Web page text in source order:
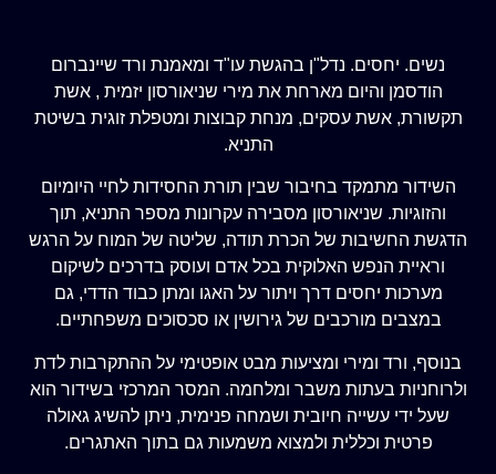
נשים. יחסים. נדל"ן בהגשת עו"ד ומאמנת ורד שיינברום
הודסמן והיום מארחת את מירי שניאורסון יזמית , אשת
תקשורת, אשת עסקים, מנחת קבוצות ומטפלת זוגית בשיטת
התניא.
השידור מתמקד בחיבור שבין תורת החסידות לחיי היומיום
והזוגיות. שניאורסון מסבירה עקרונות מספר התניא, תוך
הדגשת החשיבות של הכרת תודה, שליטה של המוח על הרגש
וראיית הנפש האלוקית בכל אדם ועוסק בדרכים לשיקום
מערכות יחסים דרך ויתור על האגו ומתן כבוד הדדי, גם
במצבים מורכבים של גירושין או סכסוכים משפחתיים.
בנוסף, ורד ומירי ומציעות מבט אופטימי על ההתקרבות לדת
ולרוחניות בעתות משבר ומלחמה. המסר המרכזי בשידור הוא
שעל ידי עשייה חיובית ושמחה פנימית, ניתן להשיג גאולה
פרטית וכללית ולמצוא משמעות גם בתוך האתגרים.